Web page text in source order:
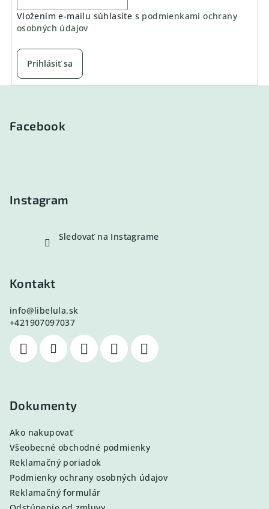
Vložením e-mailu súhlasíte s podmienkami ochrany
osobných údajov
Prihlásiť sa
Facebook
Instagram
Sledovať na Instagrame
Kontakt
info@libelula.sk
+421907097037
Dokumenty
Ako nakupovať
Všeobecné obchodné podmienky
Reklamačný poriadok
Podmienky ochrany osobných údajov
Reklamačný formulár